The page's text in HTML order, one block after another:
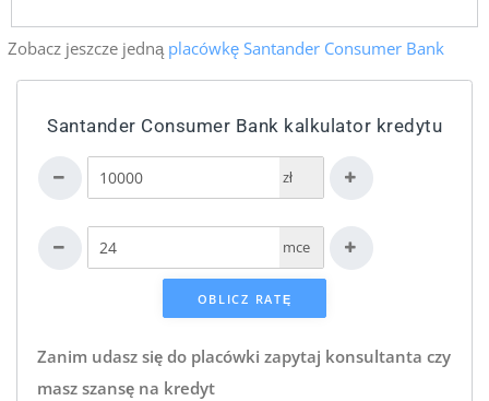
Zobacz jeszcze jednąplacówkę Santander Consumer Bank
Santander Consumer Bank kalkulator kredytu
zł
mce
Zanim udasz się do placówki zapytaj konsultanta czy
masz szansę na kredyt